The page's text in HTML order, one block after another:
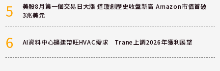
5
美股8月第一個交易日大漲 道瓊創歷史收盤新高 Amazon市值首破
3兆美元
6 AI資料中心擴建帶旺HVAC需求 Trane上調2026年獲利展望